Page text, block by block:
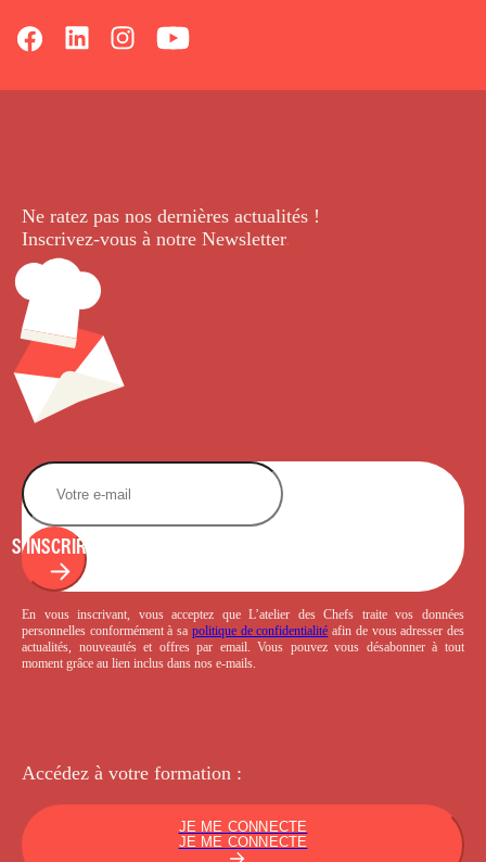
Ne ratez pas nos dernières actualités !
Inscrivez-vous à notre Newsletter.
S'INSCRIRE
En vous inscrivant, vous acceptez que L’atelier des Chefs traite vos données
personnelles conformément à sa politique de confidentialité afin de vous adresser des
actualités, nouveautés et offres par email. Vous pouvez vous désabonner à tout
moment grâce au lien inclus dans nos e-mails.
Accédez à votre formation :
JE ME CONNECTE
JE ME CONNECTE